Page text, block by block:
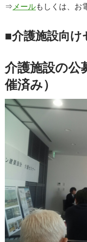
⇒ メールもしくは、お
■介護施設向け
介護施設の公
催済み）